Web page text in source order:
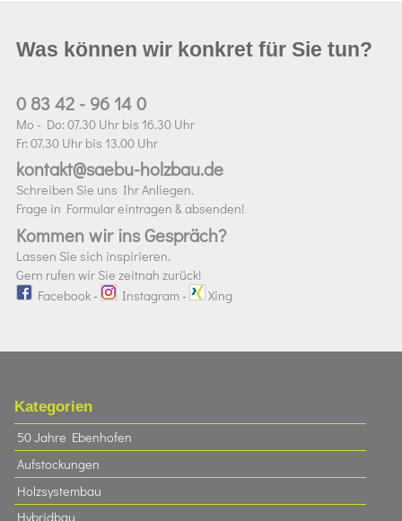
Was können wir konkret für Sie tun?
0 83 42 - 96 14 0
Mo - Do: 07.30 Uhr bis 16.30 Uhr
Fr: 07.30 Uhr bis 13.00 Uhr
kontakt@saebu-holzbau.de
Schreiben Sie uns Ihr Anliegen.
Frage in Formular eintragen & absenden!
Kommen wir ins Gespräch?
Lassen Sie sich inspirieren.
Gern rufen wir Sie zeitnah zurück!
Facebook- Instagram- Xing
Kategorien
50 Jahre Ebenhofen
Aufstockungen
Holzsystembau
Hybridbau